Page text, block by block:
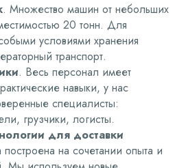
. Множество машин от небольших
20 тонн. Для
условиями хранения
транспорт.
. Весь персонал имеет
навыки, у нас
специалисты:
грузчики, логисты.
для доставки
построена на сочетании опыта и